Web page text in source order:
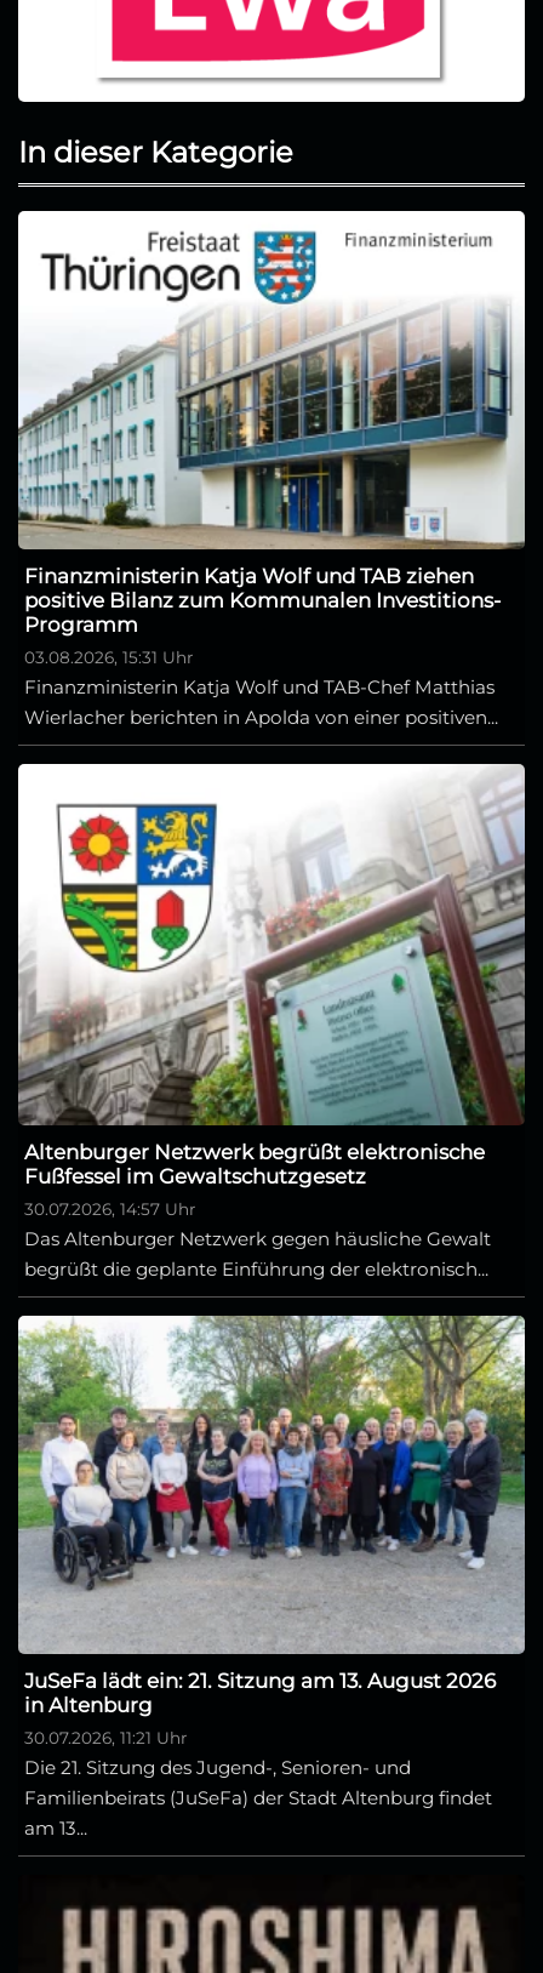
In dieser Kategorie
Finanzministerin Katja Wolf und TAB ziehen
positive Bilanz zum Kommunalen Investitions-
Programm
03.08.2026, 15:31 Uhr
Finanzministerin Katja Wolf und TAB-Chef Matthias
Wierlacher berichten in Apolda von einer positiven...
Altenburger Netzwerk begrüßt elektronische
Fußfessel im Gewaltschutzgesetz
30.07.2026, 14:57 Uhr
Das Altenburger Netzwerk gegen häusliche Gewalt
begrüßt die geplante Einführung der elektronisch...
JuSeFa lädt ein: 21. Sitzung am 13. August 2026
in Altenburg
30.07.2026, 11:21 Uhr
Die 21. Sitzung des Jugend-, Senioren- und
Familienbeirats (JuSeFa) der Stadt Altenburg findet
am 13...